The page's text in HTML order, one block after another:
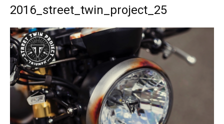
2016_street_twin_project_25